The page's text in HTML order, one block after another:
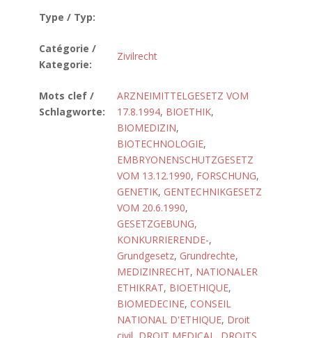
Type / Typ:
Catégorie /
Kategorie:
Zivilrecht
Mots clef /
Schlagworte:
ARZNEIMITTELGESETZ VOM
17.8.1994, BIOETHIK,
BIOMEDIZIN,
BIOTECHNOLOGIE,
EMBRYONENSCHUTZGESETZ
VOM 13.12.1990, FORSCHUNG,
GENETIK, GENTECHNIKGESETZ
VOM 20.6.1990,
GESETZGEBUNG,
KONKURRIERENDE-,
Grundgesetz, Grundrechte,
MEDIZINRECHT, NATIONALER
ETHIKRAT, BIOETHIQUE,
BIOMEDECINE, CONSEIL
NATIONAL D'ETHIQUE, Droit